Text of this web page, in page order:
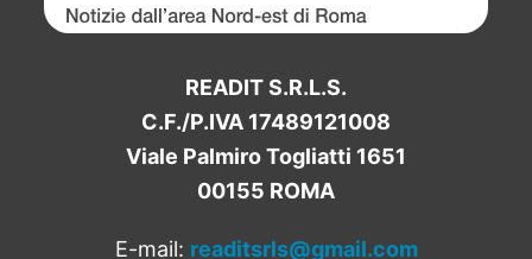
READIT S.R.L.S.
C.F./P.IVA 17489121008
Viale Palmiro Togliatti 1651
00155 ROMA
E-mail: readitsrls@gmail.com